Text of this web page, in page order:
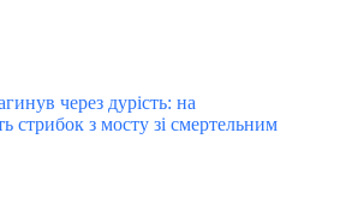
через дурість: на
стрибок з мосту зі смертельним